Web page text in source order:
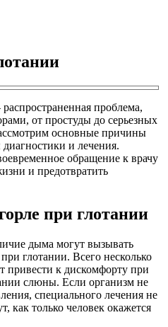
проблема,
от простуды до серьезных
основные причины
и лечения.
обращение к врачу
и предотвратить
при глотании
дыма могут вызывать
глотании. Всего несколько
привести к дискомфорту при
слюны. Если организм не
специального лечения не
как только человек окажется